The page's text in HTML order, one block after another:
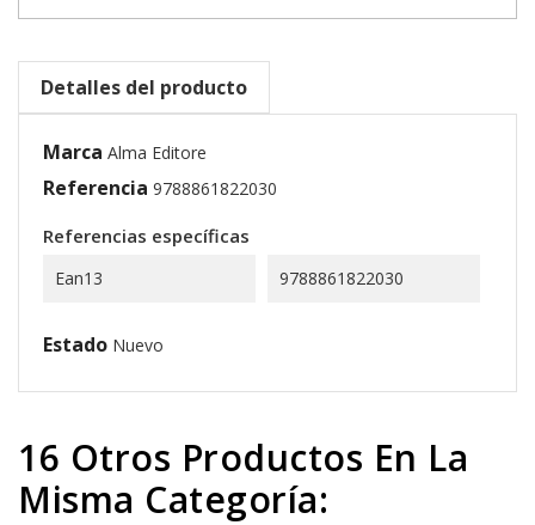
Detalles del producto
Marca Alma Editore
Referencia 9788861822030
Referencias específicas
Ean13 9788861822030
Estado Nuevo
16 Otros Productos En La
Misma Categoría: